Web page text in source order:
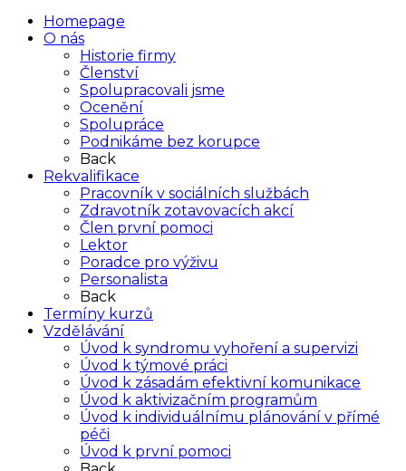
Homepage
O nás
Historie firmy
Členství
Spolupracovali jsme
Ocenění
Spolupráce
Podnikáme bez korupce
Back
Rekvalifikace
Pracovník v sociálních službách
Zdravotník zotavovacích akcí
Člen první pomoci
Lektor
Poradce pro výživu
Personalista
Back
Termíny kurzů
Vzdělávání
Úvod k syndromu vyhoření a supervizi
Úvod k týmové práci
Úvod k zásadám efektivní komunikace
Úvod k aktivizačním programům
Úvod k individuálnímu plánování v přímé
péči
Úvod k první pomoci